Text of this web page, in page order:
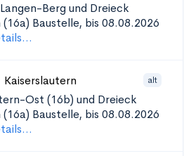
Berg und Dreieck
(16a) Baustelle, bis 08.08.2026
Kaiserslautern alt
Ost (16b) und Dreieck
(16a) Baustelle, bis 08.08.2026